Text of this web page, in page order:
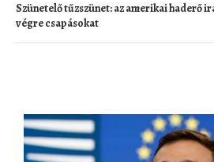
Szünetelő tűzszünet: az amerikai haderő
végre csapásokat